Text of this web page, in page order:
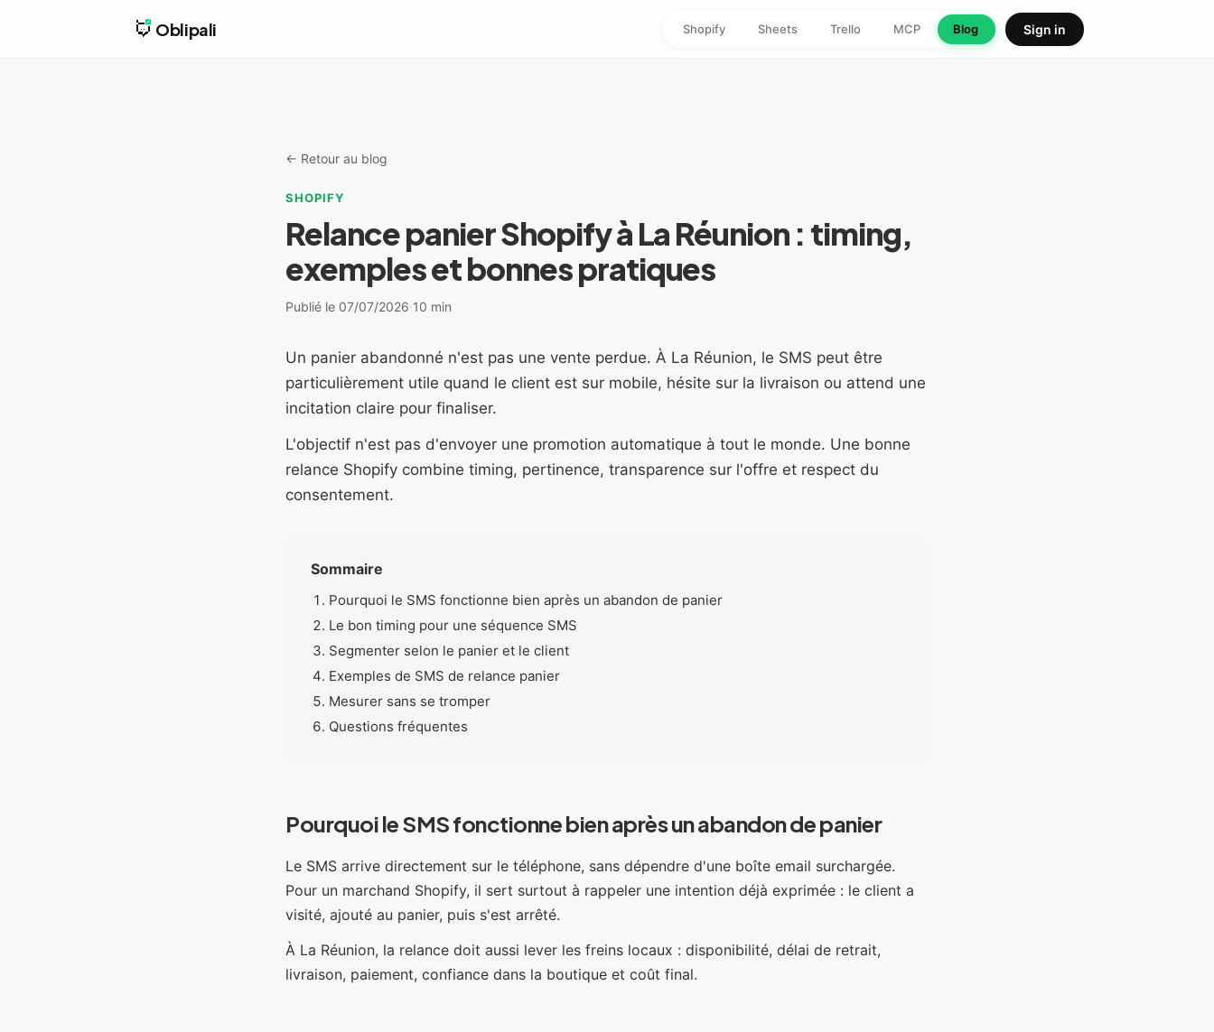
Oblipali Shopify Sheets Trello MCP Blog Sign in
← Retour au blog
SHOPIFY
Relance panier Shopify à La Réunion : timing,
exemples et bonnes pratiques
Publié le 07/07/2026·10 min
Un panier abandonné n'est pas une vente perdue. À La Réunion, le SMS peut être
particulièrement utile quand le client est sur mobile, hésite sur la livraison ou attend une
incitation claire pour finaliser.
L'objectif n'est pas d'envoyer une promotion automatique à tout le monde. Une bonne
relance Shopify combine timing, pertinence, transparence sur l'offre et respect du
consentement.
Sommaire
Pourquoi le SMS fonctionne bien après un abandon de panier
Le bon timing pour une séquence SMS
Segmenter selon le panier et le client
Exemples de SMS de relance panier
Mesurer sans se tromper
Questions fréquentes
Pourquoi le SMS fonctionne bien après un abandon de panier
Le SMS arrive directement sur le téléphone, sans dépendre d'une boîte email surchargée.
Pour un marchand Shopify, il sert surtout à rappeler une intention déjà exprimée : le client a
visité, ajouté au panier, puis s'est arrêté.
À La Réunion, la relance doit aussi lever les freins locaux : disponibilité, délai de retrait,
livraison, paiement, confiance dans la boutique et coût final.